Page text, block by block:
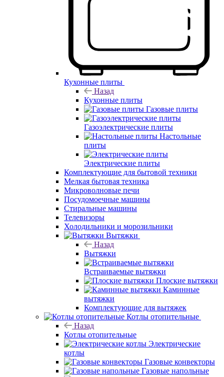
Кухонные плиты
Назад
Кухонные плиты
Газовые плиты
Газоэлектрические плиты
Настольные
плиты
Электрические плиты
Комплектующие для бытовой техники
Мелкая бытовая техника
Микроволновые печи
Посудомоечные машины
Стиральные машины
Телевизоры
Холодильники и морозильники
Вытяжки
Назад
Вытяжки
Встраиваемые вытяжки
Плоские вытяжки
Каминные
вытяжки
Комплектующие для вытяжек
Котлы отопительные
Назад
Котлы отопительные
Электрические
котлы
Газовые конвекторы
Газовые напольные